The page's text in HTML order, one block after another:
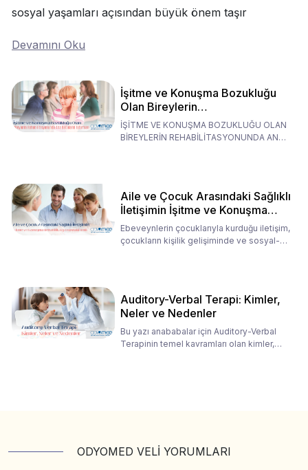
sosyal yaşamları açısından büyük önem taşır
Devamını Oku
İşitme ve Konuşma Bozukluğu
Olan Bireylerin
Rehabilitasyonunda Ana
Babaların Tutumları
İŞİTME VE KONUŞMA BOZUKLUĞU OLAN
BİREYLERİN REHABİLİTASYONUNDA ANA
Aile ve Çocuk Arasındaki Sağlıklı
İletişimin İşitme ve Konuşma
Rehabilitasyonundaki Rolü
Ebeveynlerin çocuklarıyla kurduğu iletişim,
çocukların kişilik gelişiminde ve sosyal-
Auditory-Verbal Terapi: Kimler,
Neler ve Nedenler
Bu yazı anababalar için Auditory-Verbal
Terapinin temel kavramları olan kimler,
ODYOMED VELİ YORUMLARI